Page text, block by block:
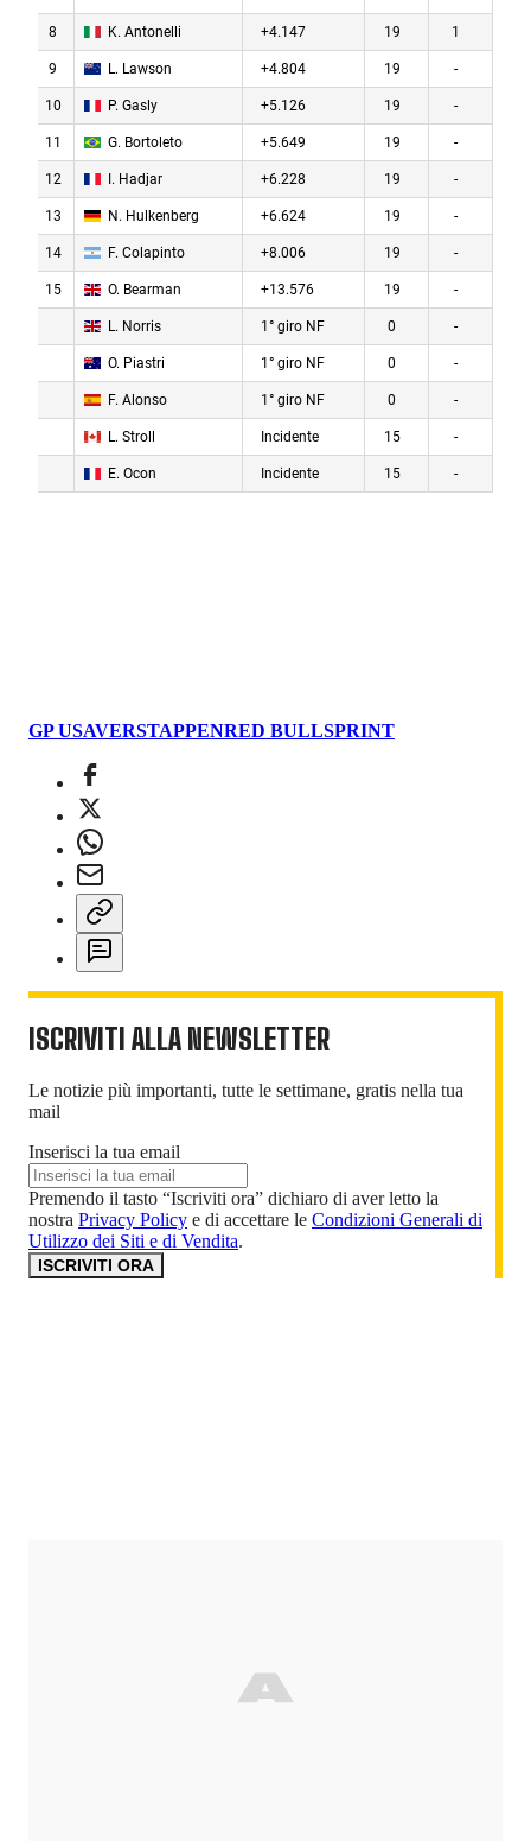
GP USAVERSTAPPENRED BULLSPRINT
ISCRIVITI ALLA NEWSLETTER
Le notizie più importanti, tutte le settimane, gratis nella tua
mail
Inserisci la tua email
Premendo il tasto “Iscriviti ora” dichiaro di aver letto la
nostra Privacy Policy e di accettare le Condizioni Generali di
Utilizzo dei Siti e di Vendita.
ISCRIVITI ORA